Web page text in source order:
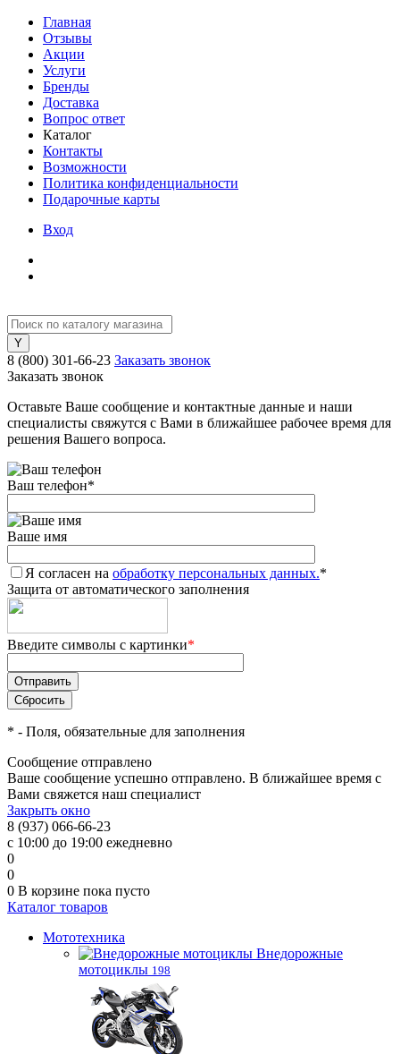
Главная
Отзывы
Акции
Услуги
Бренды
Доставка
Вопрос ответ
Каталог
Контакты
Возможности
Политика конфиденциальности
Подарочные карты
Вход
8 (800) 301-66-23 Заказать звонок
Заказать звонок
Оставьте Ваше сообщение и контактные данные и наши
специалисты свяжутся с Вами в ближайшее рабочее время для
решения Вашего вопроса.
Ваш телефон*
Ваше имя
Я согласен на обработку персональных данных.*
Защита от автоматического заполнения
Введите символы с картинки*
* - Поля, обязательные для заполнения
Сообщение отправлено
Ваше сообщение успешно отправлено. В ближайшее время с
Вами свяжется наш специалист
Закрыть окно
8 (937) 066-66-23
с 10:00 до 19:00 ежедневно
0
0
0 В корзине пока пусто
Каталог товаров
Мототехника
Внедорожные
мотоциклы 198